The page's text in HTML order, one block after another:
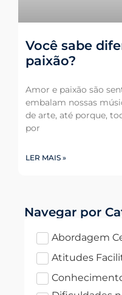
Você sabe
paixão?
Amor e paixão são
embalam nossas
de arte, até porque,
por
LER MAIS »
Navegar por
Abordagem
Atitudes